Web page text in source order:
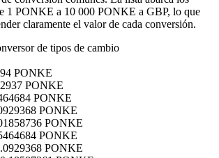
1 PONKE a 10 000 PONKE a GBP, lo que
claramente el valor de cada conversión.
de tipos de cambio
PONKE
PONKE
PONKE
PONKE
PONKE
PONKE
PONKE